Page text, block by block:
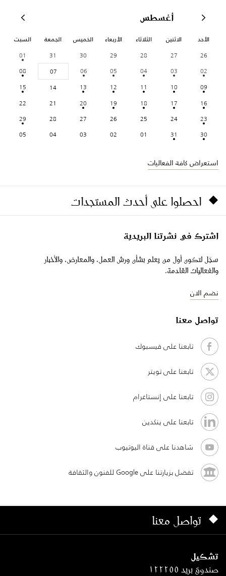
أغسطس
الأحد الاثنين الثلاثاء الأربعاء الخميس الجمعة السبت
26
27
28
29
30
31
01
02
03
04
05
06
07
08
09
10
11
12
13
14
15
16
17
18
19
20
21
22
23
24
25
26
27
28
29
30
31
01
02
03
04
05
استعراض كافة الفعاليات
احصلوا على أحدث المستجدات
اشترك في نشرتنا البريدية
سجّل لتكون أول من يعلم بشأن ورش العمل، والمعارض، والأخبار
والفعاليات القادمة.
نضم الان
تواصل معنا
تابعنا على فيسبوك
تابعنا على تويتر
تابعنا على إنستاغرام
تابعنا على ينكدين
شاهدنا على قناة اليوتيوب
تفضل بزيارتنا على Google للفنون والثقافة
تواصل معنا
تشكيل
صندوق بريد ١٢٢٢٥٥